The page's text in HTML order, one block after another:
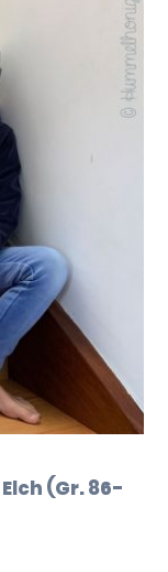
(Gr. 86-